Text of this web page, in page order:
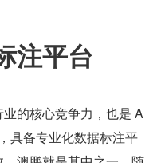
注平台
的核心竞争力，也是 A
具备专业化数据标注平